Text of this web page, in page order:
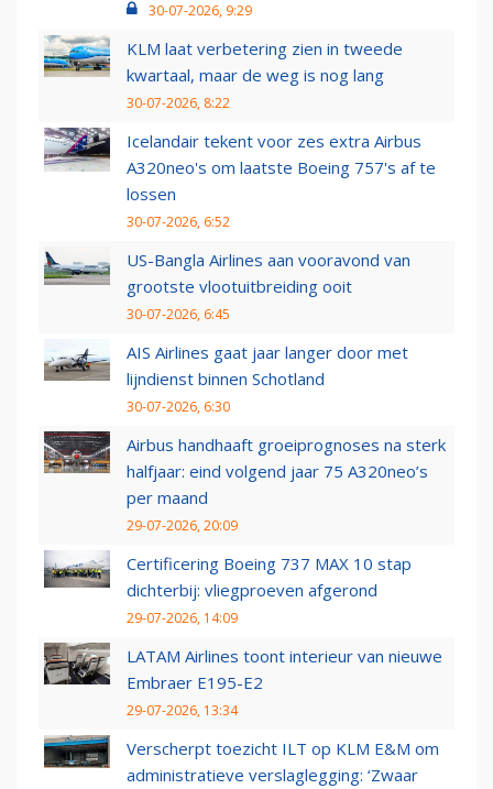
30-07-2026, 9:29
KLM laat verbetering zien in tweede
kwartaal, maar de weg is nog lang
30-07-2026, 8:22
Icelandair tekent voor zes extra Airbus
A320neo's om laatste Boeing 757's af te
lossen
30-07-2026, 6:52
US-Bangla Airlines aan vooravond van
grootste vlootuitbreiding ooit
30-07-2026, 6:45
AIS Airlines gaat jaar langer door met
lijndienst binnen Schotland
30-07-2026, 6:30
Airbus handhaaft groeiprognoses na sterk
halfjaar: eind volgend jaar 75 A320neo’s
per maand
29-07-2026, 20:09
Certificering Boeing 737 MAX 10 stap
dichterbij: vliegproeven afgerond
29-07-2026, 14:09
LATAM Airlines toont interieur van nieuwe
Embraer E195-E2
29-07-2026, 13:34
Verscherpt toezicht ILT op KLM E&M om
administratieve verslaglegging: ‘Zwaar